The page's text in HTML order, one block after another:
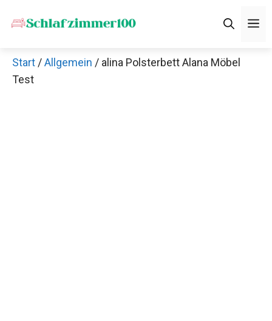
Inhalt
Start /Allgemein / alina Polsterbett Alana Möbel
Test